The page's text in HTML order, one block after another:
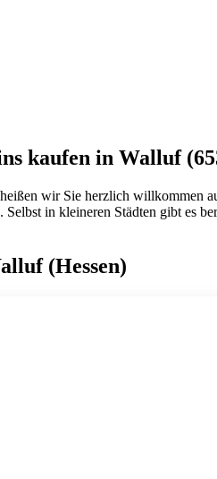
kaufen in Walluf
wir Sie herzlich willkommen
in kleineren Städten gibt es
(Hessen)